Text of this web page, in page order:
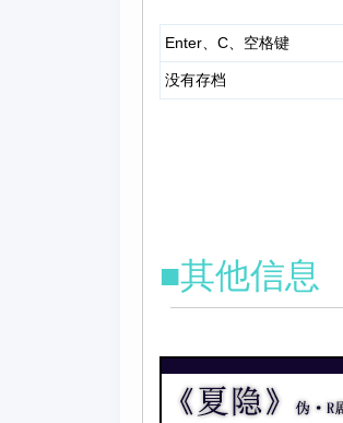
Enter、C、空格键
没有存档
■其他信息